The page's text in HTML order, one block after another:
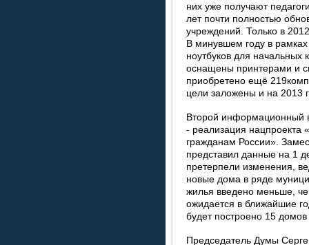
них уже получают
лет почти полностью
учреждений. Только в
В минувшем году в
ноутбуков для начальных
оснащены принтерами и
приобретено ещё
цели заложены и на 2013
Второй информационный
- реализация нацпроекта
гражданам России».
представил данные на 1
претерпели изменения,
новые дома в ряде
жилья введено меньше,
ожидается в ближайшие
будет построено 15
Председатель Думы